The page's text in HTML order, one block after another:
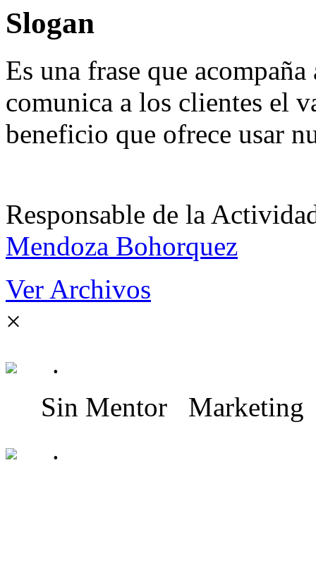
Slogan
Es una frase que
comunica a los clientes el
beneficio que ofrece usar
Responsable de la
Mendoza Bohorquez
Ver Archivos
×
.
Sin Mentor Marketing
.